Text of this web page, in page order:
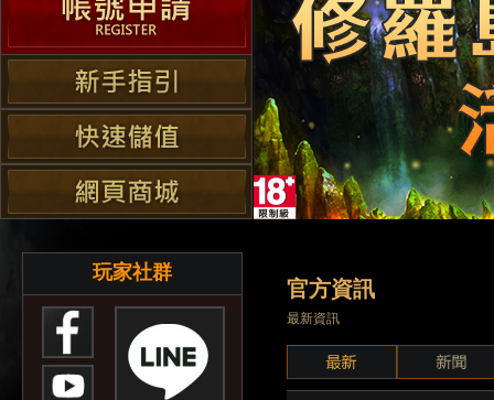
玩家社群
官方資訊
最新資訊